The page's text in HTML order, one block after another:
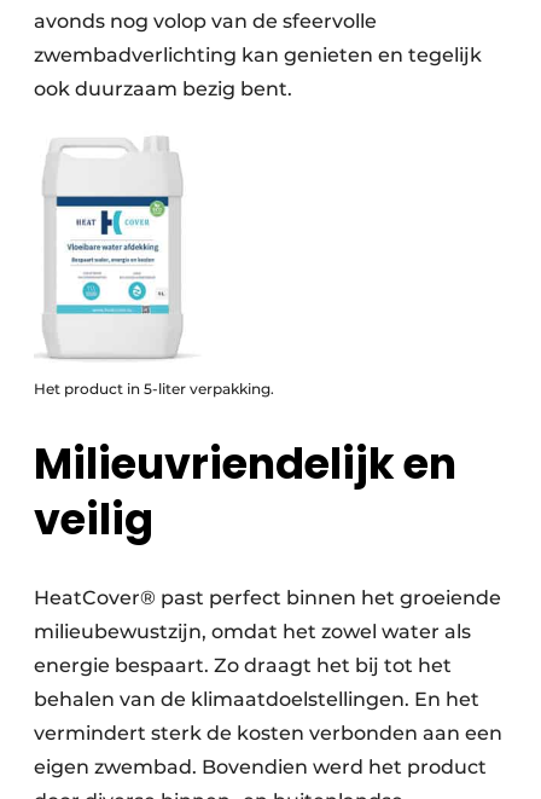
avonds nog volop van de sfeervolle
zwembadverlichting kan genieten en tegelijk
ook duurzaam bezig bent.
Het product in 5-liter verpakking.
Milieuvriendelijk en
veilig
HeatCover® past perfect binnen het groeiende
milieubewustzijn, omdat het zowel water als
energie bespaart. Zo draagt het bij tot het
behalen van de klimaatdoelstellingen. En het
vermindert sterk de kosten verbonden aan een
eigen zwembad. Bovendien werd het product